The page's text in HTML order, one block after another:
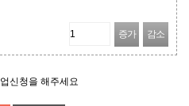
증가 감소
신청을 해주세요